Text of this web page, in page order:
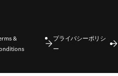
&
プライバシーポリシ
ー